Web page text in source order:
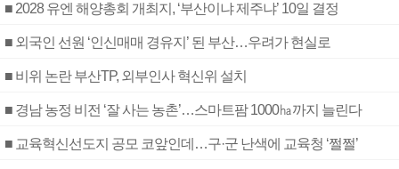
■ 2028 유엔 해양총회 개최지, ‘부산이냐 제주냐’ 10일 결정
■ 외국인 선원 ‘인신매매 경유지’ 된 부산…우려가 현실로
■ 비위 논란 부산TP, 외부인사 혁신위 설치
■ 경남 농정 비전 ‘잘 사는 농촌’…스마트팜 1000㏊까지 늘린다
■ 교육혁신선도지 공모 코앞인데…구·군 난색에 교육청 ‘쩔쩔’